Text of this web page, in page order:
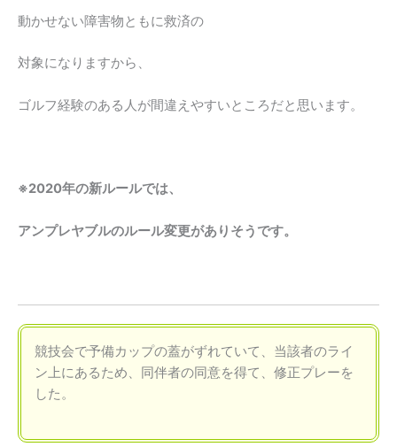
動かせない障害物ともに救済の
対象になりますから、
ゴルフ経験のある人が間違えやすいところだと思います。
※2020年の新ルールでは、
アンプレヤブルのルール変更がありそうです。
競技会で予備カップの蓋がずれていて、当該者のライ
ン上にあるため、同伴者の同意を得て、修正プレーを
した。